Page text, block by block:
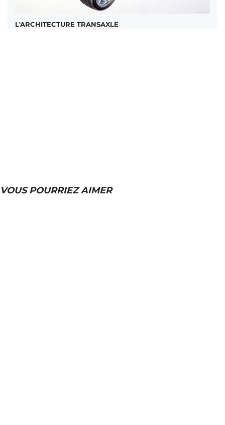
L'ARCHITECTURE TRANSAXLE
VOUS POURRIEZ AIMER